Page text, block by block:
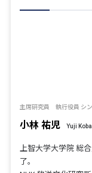
主席研究員 執行役員 シ
小林 祐児 Yuji
上智大学大学院 総
了。